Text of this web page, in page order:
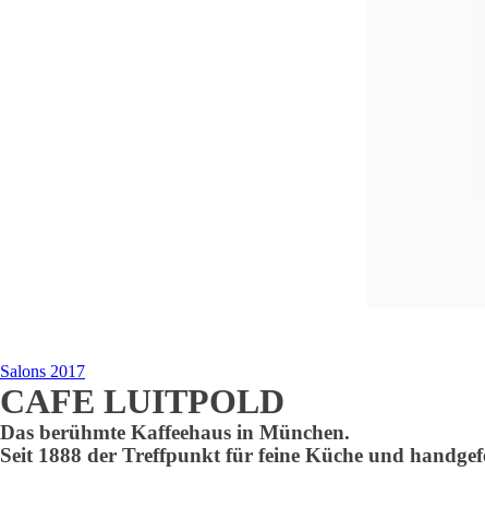
Salons 2017
CAFE LUITPOLD
Das berühmte Kaffeehaus in München.
Seit 1888 der Treffpunkt für feine Küche und